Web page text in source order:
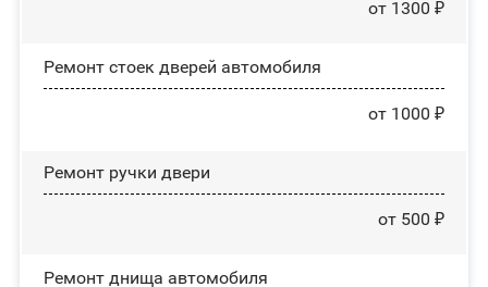
от 1300 ₽
Ремонт стоек дверей автомобиля
от 1000 ₽
Ремонт ручки двери
от 500 ₽
Ремонт днища автомобиля